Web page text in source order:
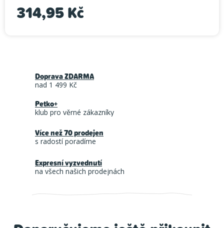
314,95 Kč
Doprava ZDARMA
nad 1 499 Kč
Petko+
klub pro věrné zákazníky
Více než 70 prodejen
s radostí poradíme
Expresní vyzvednutí
na všech našich prodejnách